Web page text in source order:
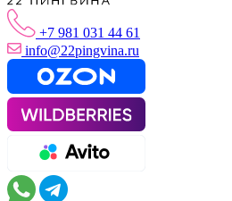
+7 981 031 44 61
info@22pingvina.ru